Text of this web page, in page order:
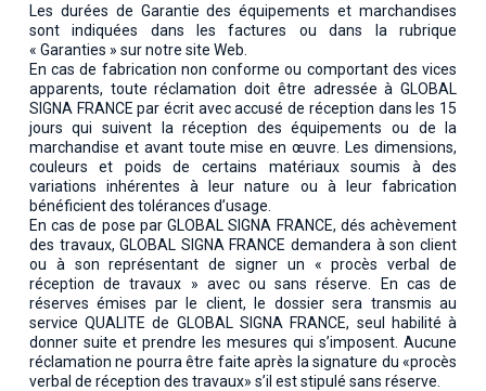
Les durées de Garantie des équipements et marchandises
sont indiquées dans les factures ou dans la rubrique
« Garanties » sur notre site Web.
En cas de fabrication non conforme ou comportant des vices
apparents, toute réclamation doit être adressée à GLOBAL
SIGNA FRANCE par écrit avec accusé de réception dans les 15
jours qui suivent la réception des équipements ou de la
marchandise et avant toute mise en œuvre. Les dimensions,
couleurs et poids de certains matériaux soumis à des
variations inhérentes à leur nature ou à leur fabrication
bénéficient des tolérances d’usage.
En cas de pose par GLOBAL SIGNA FRANCE, dés achèvement
des travaux, GLOBAL SIGNA FRANCE demandera à son client
ou à son représentant de signer un « procès verbal de
réception de travaux » avec ou sans réserve. En cas de
réserves émises par le client, le dossier sera transmis au
service QUALITE de GLOBAL SIGNA FRANCE, seul habilité à
donner suite et prendre les mesures qui s’imposent. Aucune
réclamation ne pourra être faite après la signature du «procès
verbal de réception des travaux» s’il est stipulé sans réserve.